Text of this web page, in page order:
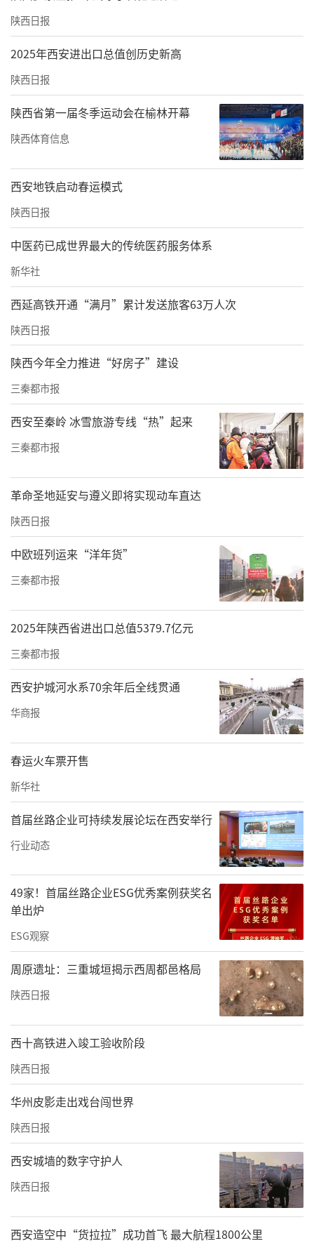
陕西日报
2025年西安进出口总值创历史新高
陕西日报
陕西省第一届冬季运动会在榆林开幕
陕西体育信息
西安地铁启动春运模式
陕西日报
中医药已成世界最大的传统医药服务体系
新华社
西延高铁开通“满月”累计发送旅客63万人次
陕西日报
陕西今年全力推进“好房子”建设
三秦都市报
西安至秦岭 冰雪旅游专线“热”起来
三秦都市报
革命圣地延安与遵义即将实现动车直达
陕西日报
中欧班列运来“洋年货”
三秦都市报
2025年陕西省进出口总值5379.7亿元
三秦都市报
西安护城河水系70余年后全线贯通
华商报
春运火车票开售
新华社
首届丝路企业可持续发展论坛在西安举行
行业动态
49家！首届丝路企业ESG优秀案例获奖名
单出炉
ESG观察
周原遗址：三重城垣揭示西周都邑格局
陕西日报
西十高铁进入竣工验收阶段
陕西日报
华州皮影走出戏台闯世界
陕西日报
西安城墙的数字守护人
陕西日报
西安造空中“货拉拉”成功首飞 最大航程1800公里